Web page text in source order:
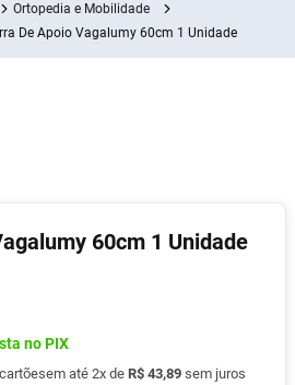
Ortopedia e Mobilidade
De Apoio Vagalumy 60cm 1 Unidade
60cm 1 Unidade
no PIX
em até 2x de R$ 43,89 sem juros